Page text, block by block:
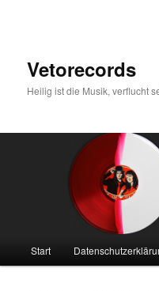
Vetorecords
Heilig ist die Musik, verflucht
Start